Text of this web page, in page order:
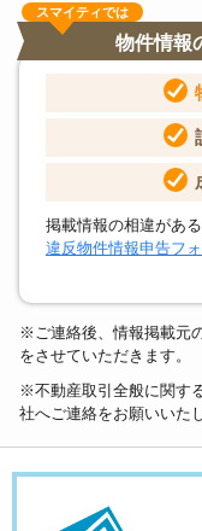
スマイティでは
物件情報
掲載情報の相違があ
違反物件情報申告フ
※ご連絡後、情報掲載元
をさせていただきます。
※不動産取引全般に関す
社へご連絡をお願いいた